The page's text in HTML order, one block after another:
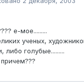
е-мое.........
ученых,
либо голубые.........